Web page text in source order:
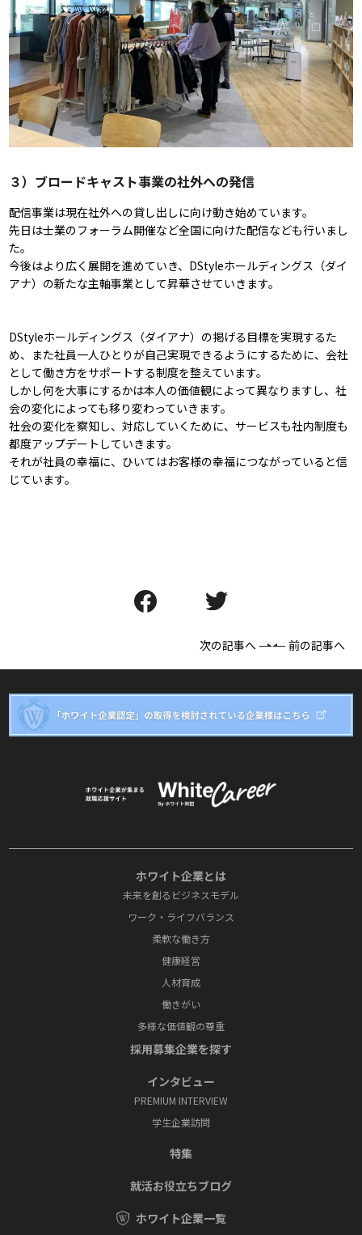
３）ブロードキャスト事業の社外への発信
配信事業は現在社外への貸し出しに向け動き始めています。
先日は士業のフォーラム開催など全国に向けた配信なども行いまし
た。
今後はより広く展開を進めていき、DStyleホールディングス（ダイ
アナ）の新たな主軸事業として昇華させていきます。
DStyleホールディングス（ダイアナ）の掲げる目標を実現するた
め、また社員一人ひとりが自己実現できるようにするために、会社
として働き方をサポートする制度を整えています。
しかし何を大事にするかは本人の価値観によって異なりますし、社
会の変化によっても移り変わっていきます。
社会の変化を察知し、対応していくために、サービスも社内制度も
都度アップデートしていきます。
それが社員の幸福に、ひいてはお客様の幸福につながっていると信
じています。
次の記事へ 前の記事へ
ホワイト企業とは
未来を創るビジネスモデル
ワーク・ライフバランス
柔軟な働き方
健康経営
人材育成
働きがい
多様な価値観の尊重
採⽤募集企業を探す
インタビュー
PREMIUM INTERVIEW
学⽣企業訪問
特集
就活お役⽴ちブログ
ホワイト企業一覧